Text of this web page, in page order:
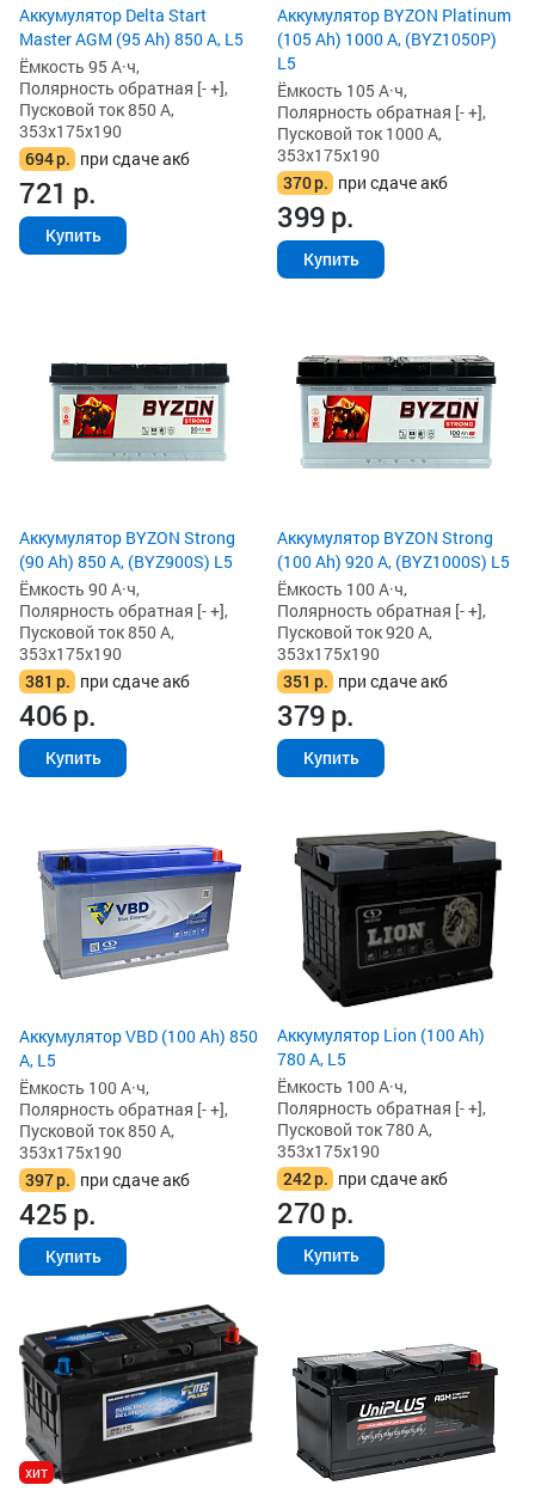
Аккумулятор Delta Start
Master AGM (95 Ah) 850 А, L5
Ёмкость 95 А·ч,
Полярность обратная [- +],
Пусковой ток 850 А,
353x175x190
694р. при сдаче акб
721 р.
Купить
Аккумулятор BYZON Platinum
(105 Ah) 1000 А, (BYZ1050P)
L5
Ёмкость 105 А·ч,
Полярность обратная [- +],
Пусковой ток 1000 А,
353x175x190
370р. при сдаче акб
399р.
Купить
Аккумулятор BYZON Strong
(90 Ah) 850 А, (BYZ900S) L5
Ёмкость 90 А·ч,
Полярность обратная [- +],
Пусковой ток 850 А,
353x175x190
381 р. при сдаче акб
406р.
Купить
Аккумулятор BYZON Strong
(100 Ah) 920 А, (BYZ1000S) L5
Ёмкость 100 А·ч,
Полярность обратная [- +],
Пусковой ток 920 А,
353x175x190
351 р. при сдаче акб
379р.
Купить
Аккумулятор VBD (100 Ah) 850
А, L5
Ёмкость 100 А·ч,
Полярность обратная [- +],
Пусковой ток 850 А,
353x175x190
397р. при сдаче акб
425р.
Купить
Аккумулятор Lion (100 Ah)
780 А, L5
Ёмкость 100 А·ч,
Полярность обратная [- +],
Пусковой ток 780 А,
353x175x190
242р. при сдаче акб
270р.
Купить
хит